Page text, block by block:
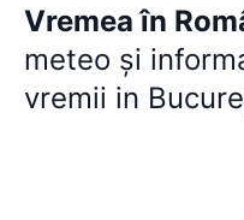
Vremea în
meteo şi
vremii in